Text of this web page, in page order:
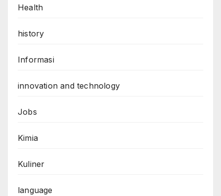
Health
history
Informasi
innovation and technology
Jobs
Kimia
Kuliner
language